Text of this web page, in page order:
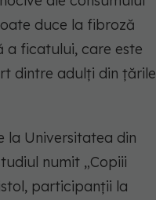
duce la fibroză
a ficatului, care este
dintre adulți din țările
la Universitatea din
numit „Copiii
participanții la